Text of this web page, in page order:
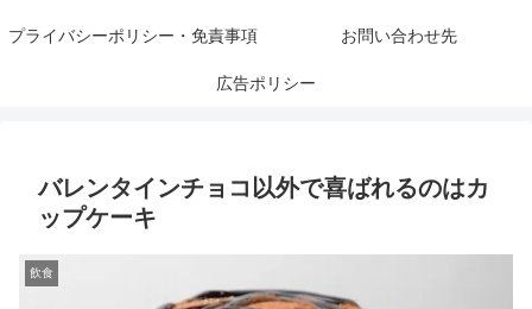
プライバシーポリシー・免責事項 お問い合わせ先
広告ポリシー
バレンタインチョコ以外で喜ばれるのはカ
ップケーキ
飲食